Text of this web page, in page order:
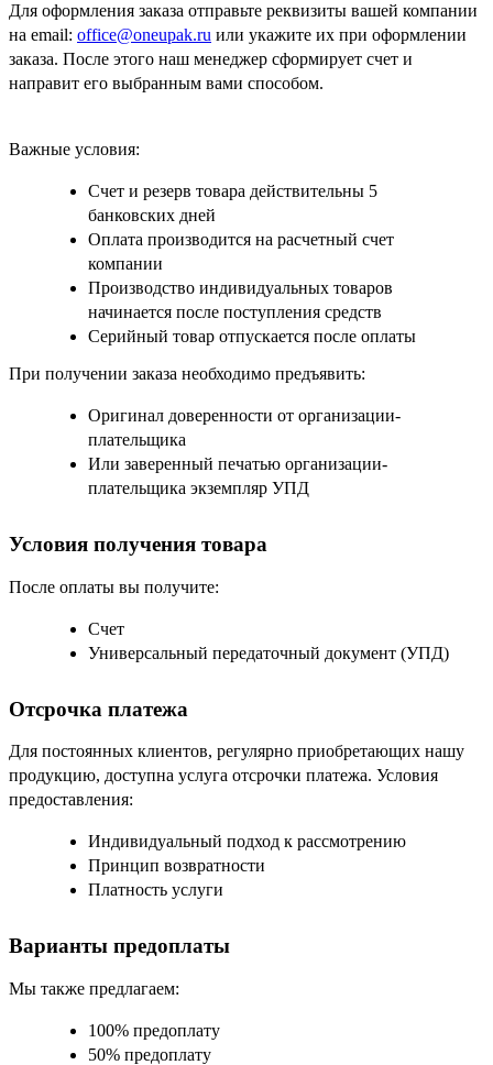
Для оформления заказа отправьте реквизиты вашей компании
на email: office@oneupak.ru или укажите их при оформлении
заказа. После этого наш менеджер сформирует счет и
направит его выбранным вами способом.
Важные условия:
Счет и резерв товара действительны 5
банковских дней
Оплата производится на расчетный счет
компании
Производство индивидуальных товаров
начинается после поступления средств
Серийный товар отпускается после оплаты
При получении заказа необходимо предъявить:
Оригинал доверенности от организации-
плательщика
Или заверенный печатью организации-
плательщика экземпляр УПД
Условия получения товара
После оплаты вы получите:
Счет
Универсальный передаточный документ (УПД)
Отсрочка платежа
Для постоянных клиентов, регулярно приобретающих нашу
продукцию, доступна услуга отсрочки платежа. Условия
предоставления:
Индивидуальный подход к рассмотрению
Принцип возвратности
Платность услуги
Варианты предоплаты
Мы также предлагаем:
100% предоплату
50% предоплату